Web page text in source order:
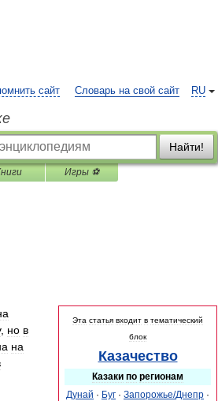
RU
сайт Словарь на свой сайт
Найти!
Игры ⚽
Эта статья входит в тематический
блок
Казачество
Казаки по регионам
Дунай · Буг · Запорожье/Днепр ·
, но в
на